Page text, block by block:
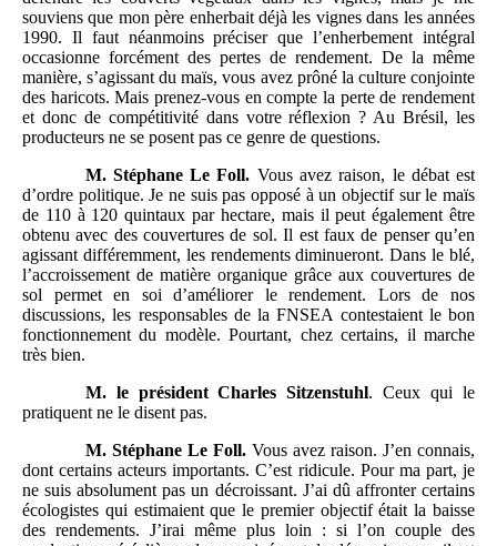
souviens que mon père enherbait déjà les vignes dans les années
1990. Il faut néanmoins préciser que l’enherbement intégral
occasionne forcément des pertes de rendement. De la même
manière, s’agissant du maïs, vous avez prôné la culture conjointe
des haricots. Mais prenez-vous en compte la perte de rendement
et donc de compétitivité dans votre réflexion ? Au Brésil, les
producteurs ne se posent pas ce genre de questions.
M. Stéphane Le Foll. Vous avez raison, le débat est
d’ordre politique. Je ne suis pas opposé à un objectif sur le maïs
de 110 à 120 quintaux par hectare, mais il peut également être
obtenu avec des couvertures de sol. Il est faux de penser qu’en
agissant différemment, les rendements diminueront. Dans le blé,
l’accroissement de matière organique grâce aux couvertures de
sol permet en soi d’améliorer le rendement. Lors de nos
discussions, les responsables de la FNSEA contestaient le bon
fonctionnement du modèle. Pourtant, chez certains, il marche
très bien.
M. le président Charles Sitzenstuhl. Ceux qui le
pratiquent ne le disent pas.
M. Stéphane Le Foll.Vous avez raison. J’en connais,
dont certains acteurs importants. C’est ridicule. Pour ma part, je
ne suis absolument pas un décroissant. J’ai dû affronter certains
écologistes qui estimaient que le premier objectif était la baisse
des rendements. J’irai même plus loin : si l’on couple des